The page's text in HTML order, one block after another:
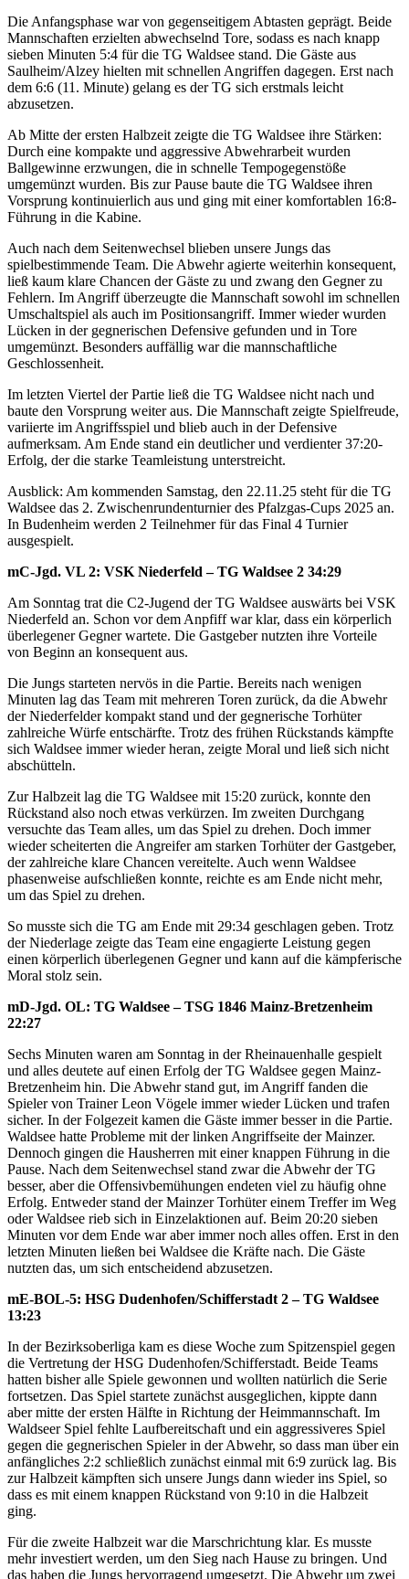
Die Anfangsphase war von gegenseitigem Abtasten geprägt. Beide
Mannschaften erzielten abwechselnd Tore, sodass es nach knapp
sieben Minuten 5:4 für die TG Waldsee stand. Die Gäste aus
Saulheim/Alzey hielten mit schnellen Angriffen dagegen. Erst nach
dem 6:6 (11. Minute) gelang es der TG sich erstmals leicht
abzusetzen.
Ab Mitte der ersten Halbzeit zeigte die TG Waldsee ihre Stärken:
Durch eine kompakte und aggressive Abwehrarbeit wurden
Ballgewinne erzwungen, die in schnelle Tempogegenstöße
umgemünzt wurden. Bis zur Pause baute die TG Waldsee ihren
Vorsprung kontinuierlich aus und ging mit einer komfortablen 16:8-
Führung in die Kabine.
Auch nach dem Seitenwechsel blieben unsere Jungs das
spielbestimmende Team. Die Abwehr agierte weiterhin konsequent,
ließ kaum klare Chancen der Gäste zu und zwang den Gegner zu
Fehlern. Im Angriff überzeugte die Mannschaft sowohl im schnellen
Umschaltspiel als auch im Positionsangriff. Immer wieder wurden
Lücken in der gegnerischen Defensive gefunden und in Tore
umgemünzt. Besonders auffällig war die mannschaftliche
Geschlossenheit.
Im letzten Viertel der Partie ließ die TG Waldsee nicht nach und
baute den Vorsprung weiter aus. Die Mannschaft zeigte Spielfreude,
variierte im Angriffsspiel und blieb auch in der Defensive
aufmerksam. Am Ende stand ein deutlicher und verdienter 37:20-
Erfolg, der die starke Teamleistung unterstreicht.
Ausblick: Am kommenden Samstag, den 22.11.25 steht für die TG
Waldsee das 2. Zwischenrundenturnier des Pfalzgas-Cups 2025 an.
In Budenheim werden 2 Teilnehmer für das Final 4 Turnier
ausgespielt.
mC-Jgd. VL 2: VSK Niederfeld – TG Waldsee 2 34:29
Am Sonntag trat die C2-Jugend der TG Waldsee auswärts bei VSK
Niederfeld an. Schon vor dem Anpfiff war klar, dass ein körperlich
überlegener Gegner wartete. Die Gastgeber nutzten ihre Vorteile
von Beginn an konsequent aus.
Die Jungs starteten nervös in die Partie. Bereits nach wenigen
Minuten lag das Team mit mehreren Toren zurück, da die Abwehr
der Niederfelder kompakt stand und der gegnerische Torhüter
zahlreiche Würfe entschärfte. Trotz des frühen Rückstands kämpfte
sich Waldsee immer wieder heran, zeigte Moral und ließ sich nicht
abschütteln.
Zur Halbzeit lag die TG Waldsee mit 15:20 zurück, konnte den
Rückstand also noch etwas verkürzen. Im zweiten Durchgang
versuchte das Team alles, um das Spiel zu drehen. Doch immer
wieder scheiterten die Angreifer am starken Torhüter der Gastgeber,
der zahlreiche klare Chancen vereitelte. Auch wenn Waldsee
phasenweise aufschließen konnte, reichte es am Ende nicht mehr,
um das Spiel zu drehen.
So musste sich die TG am Ende mit 29:34 geschlagen geben. Trotz
der Niederlage zeigte das Team eine engagierte Leistung gegen
einen körperlich überlegenen Gegner und kann auf die kämpferische
Moral stolz sein.
mD-Jgd. OL: TG Waldsee – TSG 1846 Mainz-Bretzenheim
22:27
Sechs Minuten waren am Sonntag in der Rheinauenhalle gespielt
und alles deutete auf einen Erfolg der TG Waldsee gegen Mainz-
Bretzenheim hin. Die Abwehr stand gut, im Angriff fanden die
Spieler von Trainer Leon Vögele immer wieder Lücken und trafen
sicher. In der Folgezeit kamen die Gäste immer besser in die Partie.
Waldsee hatte Probleme mit der linken Angriffseite der Mainzer.
Dennoch gingen die Hausherren mit einer knappen Führung in die
Pause. Nach dem Seitenwechsel stand zwar die Abwehr der TG
besser, aber die Offensivbemühungen endeten viel zu häufig ohne
Erfolg. Entweder stand der Mainzer Torhüter einem Treffer im Weg
oder Waldsee rieb sich in Einzelaktionen auf. Beim 20:20 sieben
Minuten vor dem Ende war aber immer noch alles offen. Erst in den
letzten Minuten ließen bei Waldsee die Kräfte nach. Die Gäste
nutzten das, um sich entscheidend abzusetzen.
mE-BOL-5: HSG Dudenhofen/Schifferstadt 2 – TG Waldsee
13:23
In der Bezirksoberliga kam es diese Woche zum Spitzenspiel gegen
die Vertretung der HSG Dudenhofen/Schifferstadt. Beide Teams
hatten bisher alle Spiele gewonnen und wollten natürlich die Serie
fortsetzen. Das Spiel startete zunächst ausgeglichen, kippte dann
aber mitte der ersten Hälfte in Richtung der Heimmannschaft. Im
Waldseer Spiel fehlte Laufbereitschaft und ein aggressiveres Spiel
gegen die gegnerischen Spieler in der Abwehr, so dass man über ein
anfängliches 2:2 schließlich zunächst einmal mit 6:9 zurück lag. Bis
zur Halbzeit kämpften sich unsere Jungs dann wieder ins Spiel, so
dass es mit einem knappen Rückstand von 9:10 in die Halbzeit
ging.
Für die zweite Halbzeit war die Marschrichtung klar. Es musste
mehr investiert werden, um den Sieg nach Hause zu bringen. Und
das haben die Jungs hervorragend umgesetzt. Die Abwehr um zwei